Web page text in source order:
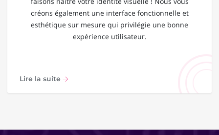
créons également une interface fonctionnelle et
esthétique sur mesure qui privilégie une bonne
expérience utilisateur.
Lire la suite